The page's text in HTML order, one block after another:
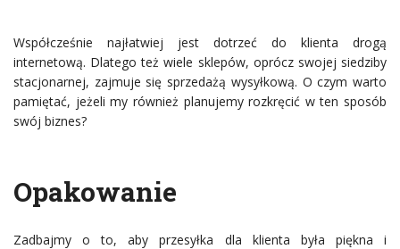
Współcześnie najłatwiej jest dotrzeć do klienta drogą
internetową. Dlatego też wiele sklepów, oprócz swojej siedziby
stacjonarnej, zajmuje się sprzedażą wysyłkową. O czym warto
pamiętać, jeżeli my również planujemy rozkręcić w ten sposób
swój biznes?
Opakowanie
Zadbajmy o to, aby przesyłka dla klienta była piękna i